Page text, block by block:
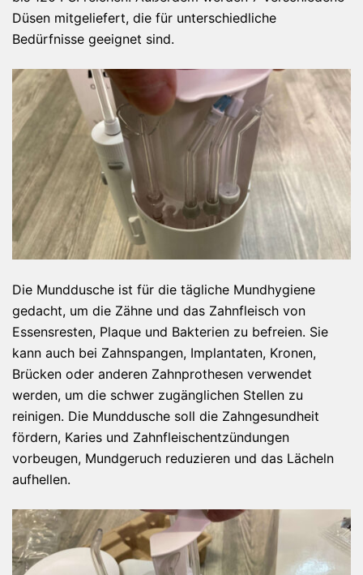
Düsen mitgeliefert, die für unterschiedliche
Bedürfnisse geeignet sind.
Die Munddusche ist für die tägliche Mundhygiene
gedacht, um die Zähne und das Zahnfleisch von
Essensresten, Plaque und Bakterien zu befreien. Sie
kann auch bei Zahnspangen, Implantaten, Kronen,
Brücken oder anderen Zahnprothesen verwendet
werden, um die schwer zugänglichen Stellen zu
reinigen. Die Munddusche soll die Zahngesundheit
fördern, Karies und Zahnfleischentzündungen
vorbeugen, Mundgeruch reduzieren und das Lächeln
aufhellen.